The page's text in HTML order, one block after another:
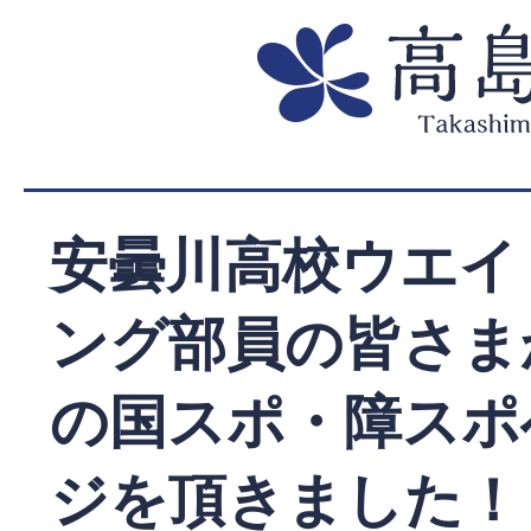
安曇川高校ウエ
ング部員の皆さ
の国スポ・障ス
ジを頂きました！